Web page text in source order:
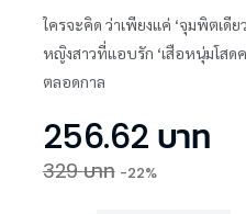
ใครจะคิด ว่าเพียงแค่ ‘จุมพิตเดียว’ จะเปลี่ยนชีวิต ‘เหมือนไหม’
หญิงสาวที่แอบรัก ‘เสือหนุ่มโสด
ตลอดกาล
256.62 บาท
329บาท -22%